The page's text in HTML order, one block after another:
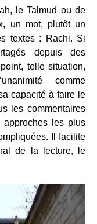
le Talmud ou de
un mot, plutôt un
textes : Rachi. Si
depuis des
telle situation,
comme
capacité à faire le
les commentaires
approches les plus
Il facilite
de la lecture, le